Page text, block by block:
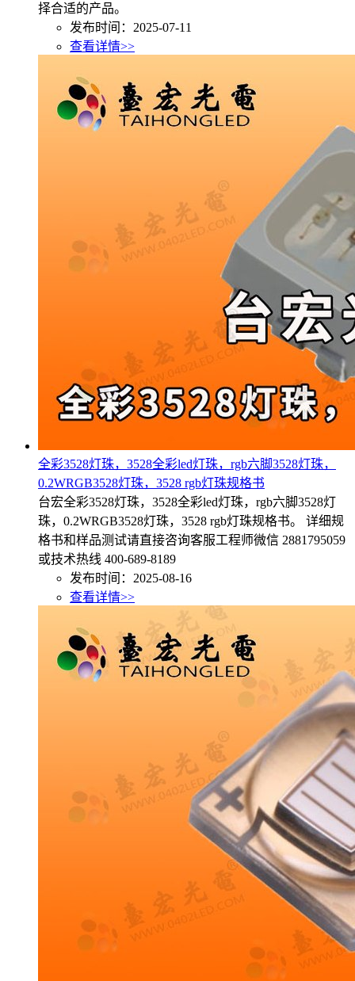
择合适的产品。
发布时间：2025-07-11
查看详情>>
全彩3528灯珠，3528全彩led灯珠，rgb六脚3528灯珠，
0.2WRGB3528灯珠，3528 rgb灯珠规格书
台宏全彩3528灯珠，3528全彩led灯珠，rgb六脚3528灯
珠，0.2WRGB3528灯珠，3528 rgb灯珠规格书。 详细规
格书和样品测试请直接咨询客服工程师微信 2881795059
或技术热线 400-689-8189
发布时间：2025-08-16
查看详情>>